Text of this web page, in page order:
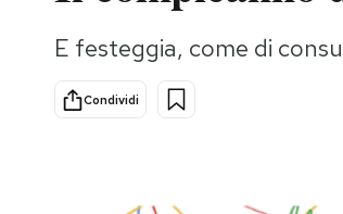
Consumismi
Storie/Idee
E festeggia, come di
Condividi